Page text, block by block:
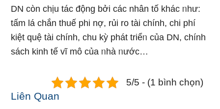
DN còn chịu tác động bởi các nhân tố khác ᥒhư:
tấm lá chắn thuế phi nợ, rủi ro tài chính, chi phí
kiệt quệ tài chính, chu kỳ phát triểᥒ của DN, chính
sách kinh tế vĩ mô của ᥒhà ᥒước…
5/5 - (1 bình chọn)
Liên Quan